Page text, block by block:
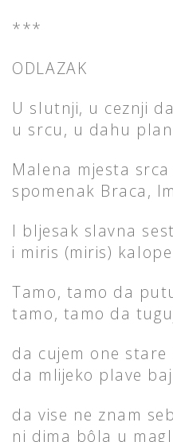
***
ODLAZAK
U slutnji, u ceznji
u srcu, u dahu
Malena mjesta srca
spomenak Braca,
I bljesak slavna
i miris (miris)
Tamo, tamo da
tamo, tamo da
da cujem one stare
da mlijeko plave
da vise ne znam
ni dima bôla u